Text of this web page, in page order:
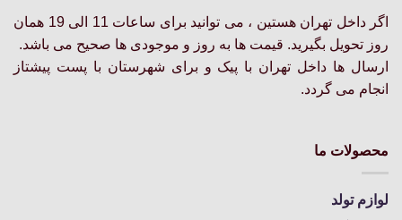
محصول
انتخاب
شوند
محصول
انتخاب
شوند
اگر داخل تهران هستین ، می توانید برای ساعات 11 الی 19 همان
روز تحویل بگیرید. قیمت ها به روز و موجودی ها صحیح می باشد.
ارسال ها داخل تهران با پیک و برای شهرستان با پست پیشتاز
انجام می گردد.
محصولات ما
لوازم تولد